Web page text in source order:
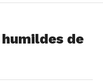
de